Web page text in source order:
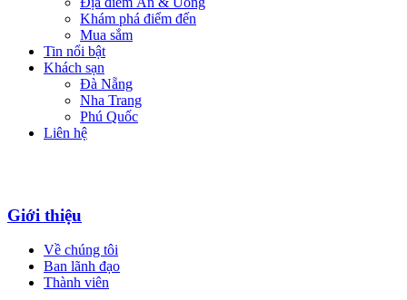
Khám phá điểm đến
Mua sắm
Tin nổi bật
Khách sạn
Đà Nẵng
Nha Trang
Phú Quốc
Liên hệ
Giới thiệu
Về chúng tôi
Ban lãnh đạo
Thành viên